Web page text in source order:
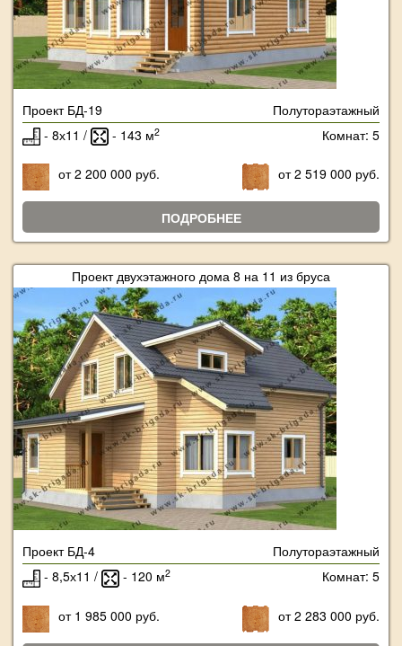
Проект БД-19
Полутораэтажный
- 8х11 /
- 143 м2 Комнат: 5
от 2 200 000 руб. от 2 519 000 руб.
ПОДРОБНЕЕ
Проект двухэтажного дома 8 на 11 из бруса
Проект БД-4
Полутораэтажный
- 8,5х11 /
- 120 м2 Комнат: 5
от 1 985 000 руб. от 2 283 000 руб.